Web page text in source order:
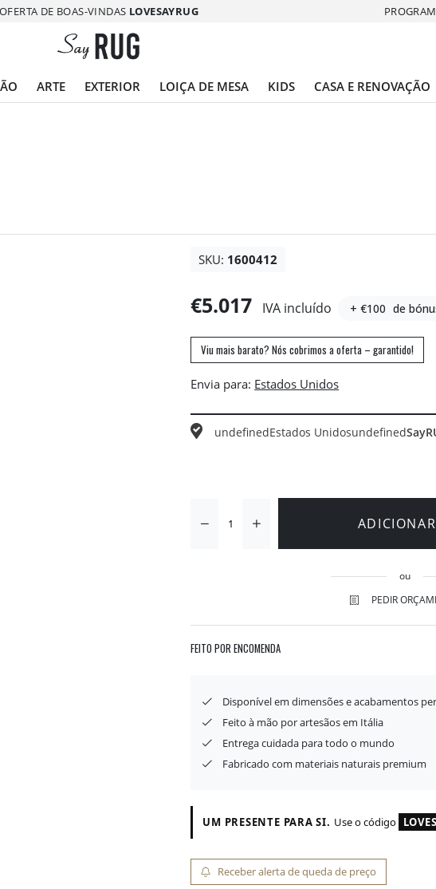
OFERTA DE BOAS-VINDAS LOVESAYRUG
ARTE EXTERIOR LOIÇA DE MESA KIDS CASA E RENOVAÇÃO
SKU: 1600412
€5.017 IVA incluído + €100 de
Viu mais barato? Nós cobrimos a oferta – garantido!
Envia para:
undefinedEstados Unidosundefined
ou
PEDIR
FEITO POR ENCOMENDA
Disponível em dimensões e acabamentos
Feito à mão por artesãos em Itália
Entrega cuidada para todo o mundo
Fabricado com materiais naturais premium
UM PRESENTE PARA SI. Use o código
Receber alerta de queda de preço